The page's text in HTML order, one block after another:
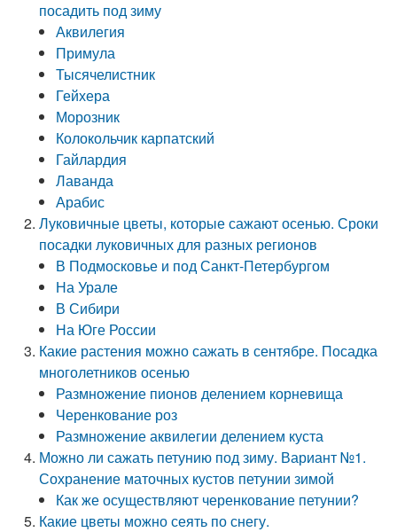
посадить под зиму
Аквилегия
Примула
Тысячелистник
Гейхера
Морозник
Колокольчик карпатский
Гайлардия
Лаванда
Арабис
Луковичные цветы, которые сажают осенью. Сроки
посадки луковичных для разных регионов
В Подмосковье и под Санкт-Петербургом
На Урале
В Сибири
На Юге России
Какие растения можно сажать в сентябре. Посадка
многолетников осенью
Размножение пионов делением корневища
Черенкование роз
Размножение аквилегии делением куста
Можно ли сажать петунию под зиму. Вариант №1.
Сохранение маточных кустов петунии зимой
Как же осуществляют черенкование петунии?
Какие цветы можно сеять по снегу.